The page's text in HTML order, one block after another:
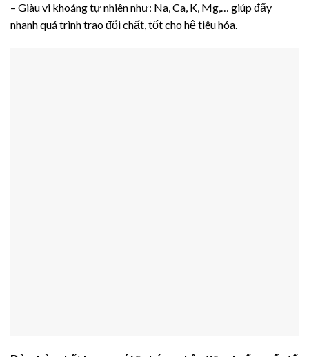
– Giàu vi khoáng tự nhiên như: Na, Ca, K, Mg,… giúp đẩy
nhanh quá trình trao đổi chất, tốt cho hệ tiêu hóa.